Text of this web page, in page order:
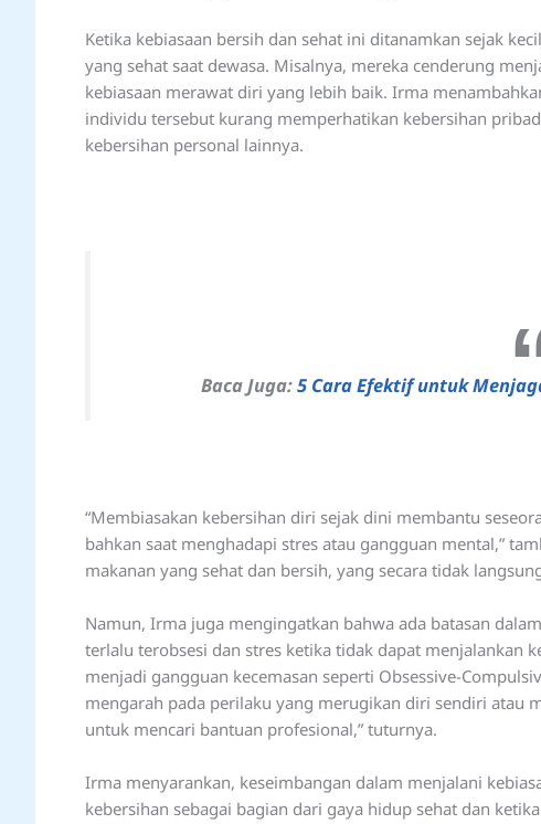
Ketika kebiasaan bersih dan sehat ini ditanamkan sejak
yang sehat saat dewasa. Misalnya, mereka cenderung
kebiasaan merawat diri yang lebih baik. Irma
individu tersebut kurang memperhatikan kebersihan
kebersihan personal lainnya.
Baca Juga:5 Cara Efektif untuk
“Membiasakan kebersihan diri sejak dini membantu
bahkan saat menghadapi stres atau gangguan mental,”
makanan yang sehat dan bersih, yang secara tidak
Namun, Irma juga mengingatkan bahwa ada batasan
terlalu terobsesi dan stres ketika tidak dapat menjalankan
menjadi gangguan kecemasan seperti Obsessive-
mengarah pada perilaku yang merugikan diri sendiri atau
untuk mencari bantuan profesional,” tuturnya.
Irma menyarankan, keseimbangan dalam menjalani
kebersihan sebagai bagian dari gaya hidup sehat dan